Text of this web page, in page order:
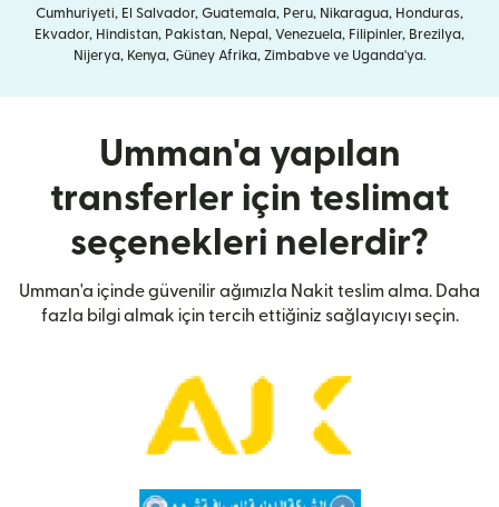
Cumhuriyeti, El Salvador, Guatemala, Peru, Nikaragua, Honduras,
Ekvador, Hindistan, Pakistan, Nepal, Venezuela, Filipinler, Brezilya,
Nijerya, Kenya, Güney Afrika, Zimbabve ve Uganda'ya.
Umman'a yapılan
transferler için teslimat
seçenekleri nelerdir?
Umman'a içinde güvenilir ağımızla Nakit teslim alma. Daha
fazla bilgi almak için tercih ettiğiniz sağlayıcıyı seçin.